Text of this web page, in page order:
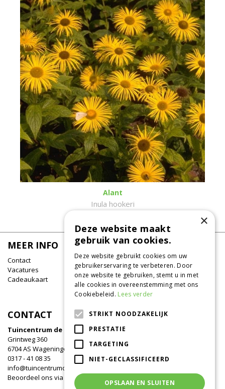
Alant
Inula hookeri
MEER INFO
Contact
Vacatures
Cadeaukaart
CONTACT
Tuincentrum de Oude Tol
Grintweg 360
6704 AS Wageningen
0317 - 41 08 35
info@tuincentrumdeoudetol.nl
Beoordeel ons via
Google
×
Deze website maakt
gebruik van cookies.
Deze website gebruikt cookies om uw
gebruikerservaring te verbeteren. Door
onze website te gebruiken, stemt u in met
alle cookies in overeenstemming met ons
Cookiebeleid. Lees verder
STRIKT NOODZAKELIJK
PRESTATIE
TARGETING
NIET-GECLASSIFICEERD
OPSLAAN EN SLUITEN